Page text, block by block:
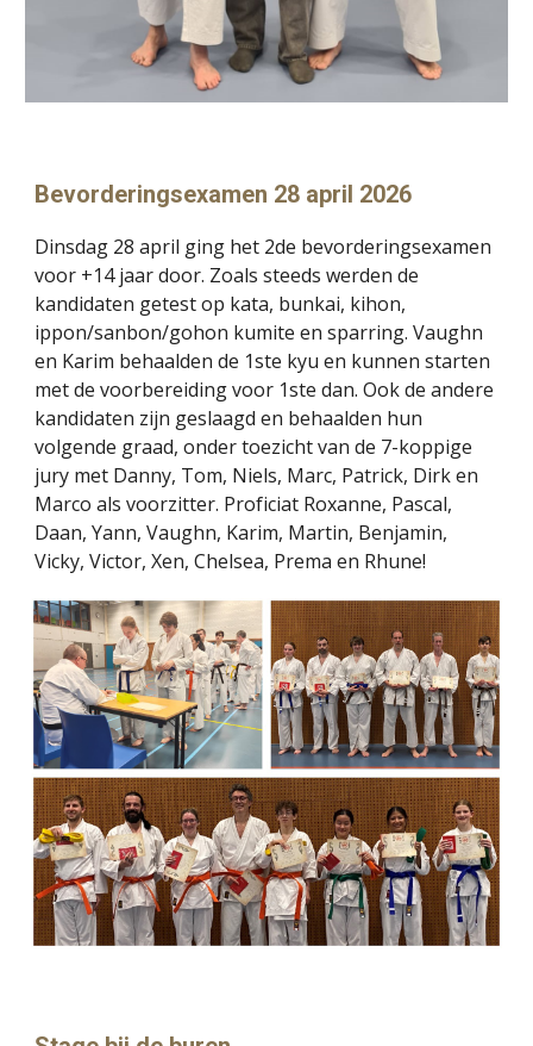
Bevorderingsexamen 28 april 2026
Dinsdag 28 april ging het 2de bevorderingsexamen
voor +14 jaar door. Zoals steeds werden de
kandidaten getest op kata, bunkai, kihon,
ippon/sanbon/gohon kumite en sparring. Vaughn
en Karim behaalden de 1ste kyu en kunnen starten
met de voorbereiding voor 1ste dan. Ook de andere
kandidaten zijn geslaagd en behaalden hun
volgende graad, onder toezicht van de 7-koppige
jury met Danny, Tom, Niels, Marc, Patrick, Dirk en
Marco als voorzitter. Proficiat Roxanne, Pascal,
Daan, Yann, Vaughn, Karim, Martin, Benjamin,
Vicky, Victor, Xen, Chelsea, Prema en Rhune!